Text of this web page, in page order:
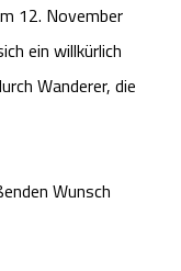
12. November
ein willkürlich
Wanderer, die
Wunsch